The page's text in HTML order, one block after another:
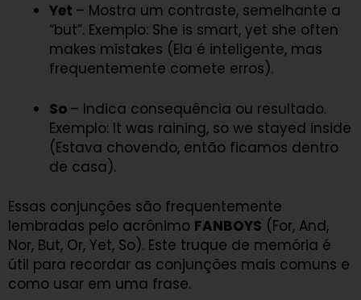
Yet – Mostra um contraste, semelhante a
“but”. Exemplo: She is smart, yet she often
makes mistakes (Ela é inteligente, mas
frequentemente comete erros).
So – Indica consequência ou resultado.
Exemplo: It was raining, so we stayed inside
(Estava chovendo, então ficamos dentro
de casa).
Essas conjunções são frequentemente
lembradas pelo acrônimo FANBOYS (For, And,
Nor, But, Or, Yet, So). Este truque de memória é
útil para recordar as conjunções mais comuns e
como usar em uma frase.